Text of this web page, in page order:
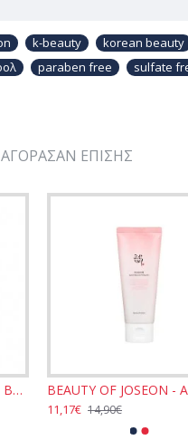
k-beauty korean beauty
paraben free sulfate
ΑΓΌΡΑΣΑΝ ΕΠΊΣΗΣ
BEAUTY OF JOSEON - Red Bean Water Gel 100ml
11,17€ 14,90€